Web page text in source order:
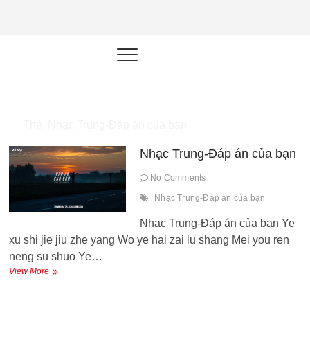
nhân trong
thời đại AI
Nhạc Trung-Đáp án của bạn
No Comments
Nhạc Trung-Đáp án của bạn
Nhạc Trung-Đáp án của bạn Ye
xu shi jie jiu zhe yang Wo ye hai zai lu shang Mei you ren
neng su shuo Ye…
View MoreNhạc